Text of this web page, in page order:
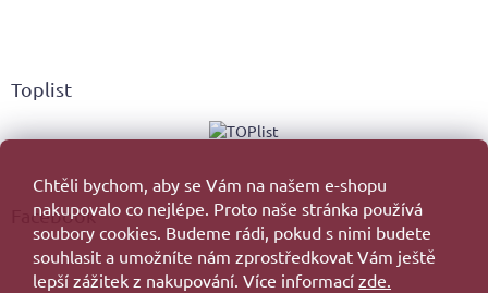
Chtěli bychom, aby se Vám na našem e-shopu
nakupovalo co nejlépe. Proto naše stránka používá
soubory cookies. Budeme rádi, pokud s nimi budete
souhlasit a umožníte nám zprostředkovat Vám ještě
lepší zážitek z nakupování. Více informací zde.
Toplist
Facebook